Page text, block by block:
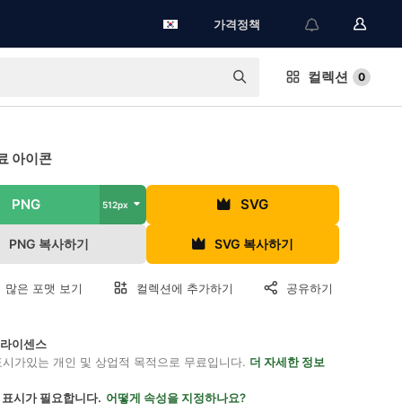
가격정책
컬렉션 0
아이콘
PNG 512px SVG
PNG 복사하기 SVG 복사하기
많은 포맷 보기 컬렉션에 추가하기 공유하기
이센스
가있는 개인 및 상업적 목적으로 무료입니다. 더 자세한 정보
시가 필요합니다. 어떻게 속성을 지정하나요?